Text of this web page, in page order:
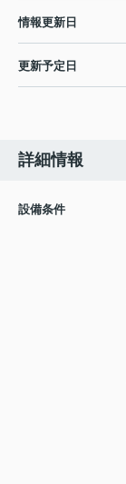
情報更新日
更新予定日
詳細情報
設備条件